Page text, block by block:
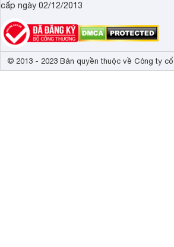
cấp ngày 02/12/2013
© 2013 - 2023 Bản quyền thuộc về Công ty cổ